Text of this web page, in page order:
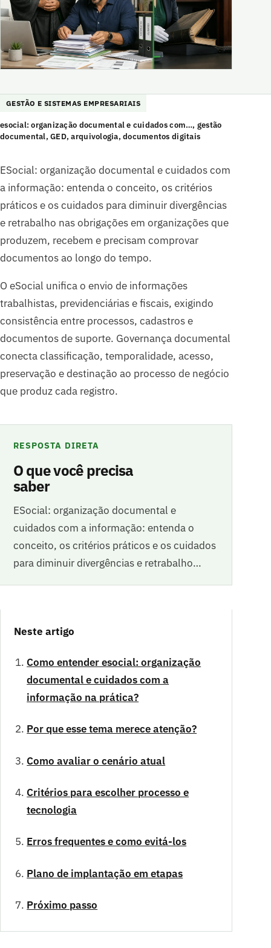
GESTÃO E SISTEMAS EMPRESARIAIS
esocial: organização documental e cuidados com…, gestão
documental, GED, arquivologia, documentos digitais
ESocial: organização documental e cuidados com
a informação: entenda o conceito, os critérios
práticos e os cuidados para diminuir divergências
e retrabalho nas obrigações em organizações que
produzem, recebem e precisam comprovar
documentos ao longo do tempo.
O eSocial unifica o envio de informações
trabalhistas, previdenciárias e fiscais, exigindo
consistência entre processos, cadastros e
documentos de suporte. Governança documental
conecta classificação, temporalidade, acesso,
preservação e destinação ao processo de negócio
que produz cada registro.
RESPOSTA DIRETA
O que você precisa
saber
ESocial: organização documental e
cuidados com a informação: entenda o
conceito, os critérios práticos e os cuidados
para diminuir divergências e retrabalho…
Neste artigo
Como entender esocial: organização
documental e cuidados com a
informação na prática?
Por que esse tema merece atenção?
Como avaliar o cenário atual
Critérios para escolher processo e
tecnologia
Erros frequentes e como evitá-los
Plano de implantação em etapas
Próximo passo